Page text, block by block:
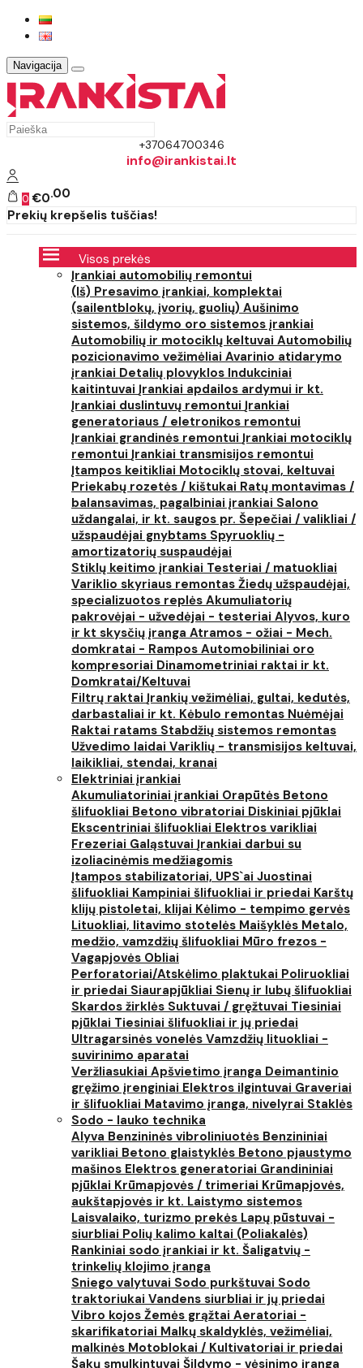
Navigacija
+37064700346
info@irankistai.lt
0 €0 00
Prekių krepšelis tuščias!
Visos prekės
Įrankiai automobilių remontui
(Iš) Presavimo įrankiai, komplektai
(sailentblokų, įvorių, guolių) Aušinimo
sistemos, šildymo oro sistemos įrankiai
Automobilių ir motociklų keltuvai Automobilių
pozicionavimo vežimėliai Avarinio atidarymo
įrankiai Detalių plovyklos Indukciniai
kaitintuvai Įrankiai apdailos ardymui ir kt.
Įrankiai duslintuvų remontui Įrankiai
generatoriaus / eletronikos remontui
Įrankiai grandinės remontui Įrankiai motociklų
remontui Įrankiai transmisijos remontui
Įtampos keitikliai Motociklų stovai, keltuvai
Priekabų rozetės / kištukai Ratų montavimas /
balansavimas, pagalbiniai įrankiai Salono
uždangalai, ir kt. saugos pr. Šepečiai / valikliai /
užspaudėjai gnybtams Spyruoklių -
amortizatorių suspaudėjai
Stiklų keitimo įrankiai Testeriai / matuokliai
Variklio skyriaus remontas Žiedų užspaudėjai,
specializuotos replės Akumuliatorių
pakrovėjai - užvedėjai - testeriai Alyvos, kuro
ir kt skysčių įranga Atramos - ožiai - Mech.
domkratai - Rampos Automobiliniai oro
kompresoriai Dinamometriniai raktai ir kt.
Domkratai/Keltuvai
Filtrų raktai Įrankių vežimėliai, gultai, kedutės,
darbastaliai ir kt. Kėbulo remontas Nuėmėjai
Raktai ratams Stabdžių sistemos remontas
Užvedimo laidai Variklių - transmisijos keltuvai,
laikikliai, stendai, kranai
Elektriniai įrankiai
Akumuliatoriniai įrankiai Orapūtės Betono
šlifuokliai Betono vibratoriai Diskiniai pjūklai
Ekscentriniai šlifuokliai Elektros varikliai
Frezeriai Galąstuvai Įrankiai darbui su
izoliacinėmis medžiagomis
Įtampos stabilizatoriai, UPS`ai Juostinai
šlifuokliai Kampiniai šlifuokliai ir priedai Karštų
klijų pistoletai, klijai Kėlimo - tempimo gervės
Lituokliai, litavimo stotelės Maišyklės Metalo,
medžio, vamzdžių šlifuokliai Mūro frezos -
Vagapjovės Obliai
Perforatoriai/Atskėlimo plaktukai Poliruokliai
ir priedai Siaurapjūkliai Sienų ir lubų šlifuokliai
Skardos žirklės Suktuvai / gręžtuvai Tiesiniai
pjūklai Tiesiniai šlifuokliai ir jų priedai
Ultragarsinės vonelės Vamzdžių lituokliai -
suvirinimo aparatai
Veržliasukiai Apšvietimo įranga Deimantinio
gręžimo įrenginiai Elektros ilgintuvai Graveriai
ir šlifuokliai Matavimo įranga, nivelyrai Staklės
Sodo - lauko technika
Alyva Benzininės vibroliniuotės Benzininiai
varikliai Betono glaistyklės Betono pjaustymo
mašinos Elektros generatoriai Grandininiai
pjūklai Krūmapjovės / trimeriai Krūmapjovės,
aukštapjovės ir kt. Laistymo sistemos
Laisvalaiko, turizmo prekės Lapų pūstuvai -
siurbliai Polių kalimo kaltai (Poliakalės)
Rankiniai sodo įrankiai ir kt. Šaligatvių -
trinkelių klojimo įranga
Sniego valytuvai Sodo purkštuvai Sodo
traktoriukai Vandens siurbliai ir jų priedai
Vibro kojos Žemės grąžtai Aeratoriai -
skarifikatoriai Malkų skaldyklės, vežimėliai,
malkinės Motoblokai / Kultivatoriai ir priedai
Šakų smulkintuvai Šildymo - vėsinimo įranga